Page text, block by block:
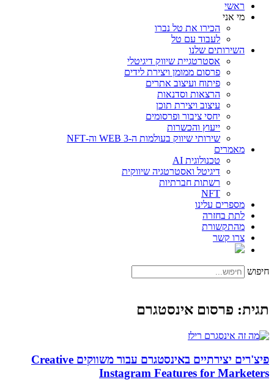
ראשי
מי אני
הכירו את טל נברו
לעבוד עם טל
השירותים שלנו
אסטרטגיית שיווק דיגיטלי
פרסום ממומן ויצירת לידים
פיתוח ועיצוב אתרים
הרצאות וסדנאות
עיצוב ויצירת תוכן
יחסי ציבור ופרסומים
ייעוץ והכשרות
שירותי שיווק בעולמות ה-WEB 3 וה-NFT
מאמרים
טכנולוגית AI
דיגיטל ואסטרטגיה שיווקית
רשתות חברתיות
NFT
מספרים עלינו
לתת בחזרה
מהתקשורת
צרו קשר
חיפוש
תגית: פרסום אינסטגרם
פיצ'רים יצירתיים באינסטגרם עבור משווקים Creative
Instagram Features for Marketers